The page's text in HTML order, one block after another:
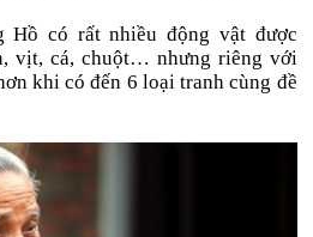
Hồ có rất nhiều động vật được
vịt, cá, chuột… nhưng riêng với
khi có đến 6 loại tranh cùng đề